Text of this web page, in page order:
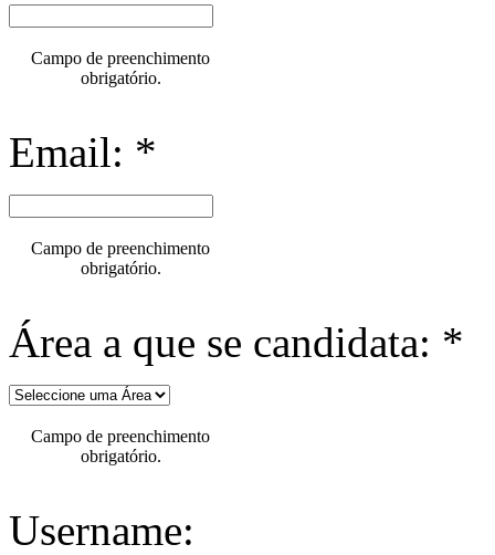
Campo de preenchimento
obrigatório.
Email: *
Campo de preenchimento
obrigatório.
Área a que se candidata: *
Campo de preenchimento
obrigatório.
Username: